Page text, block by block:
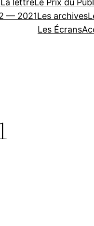
La lettreLe Prix du
— 2021Les archives
Les Écrans